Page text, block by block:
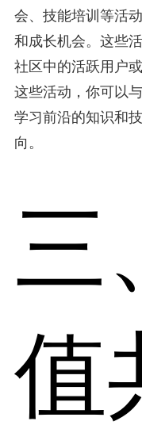
会、技能培训等活
和成长机会。这些
社区中的活跃用户
这些活动，你可以
学习前沿的知识和
向。
三
值